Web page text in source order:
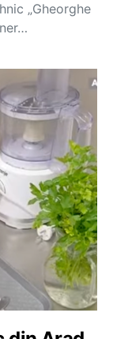
„Gheorghe